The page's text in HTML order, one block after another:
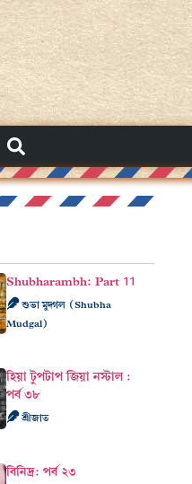
Shubharambh: Part 11
শুভা মুদ্গল (Shubha
Mudgal)
হিয়া টুপটাপ জিয়া নস্টাল :
পর্ব ৩৮
শ্রীজাত
বিনিদ্র: পর্ব ২৩